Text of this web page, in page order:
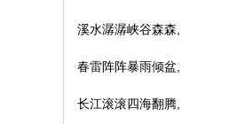
溪水潺潺峡谷森森,
春雷阵阵暴雨倾盆,
长江滚滚四海翻腾,